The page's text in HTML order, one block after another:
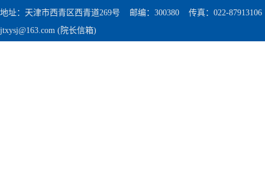
地址：天津市西青区西青道269号 邮编：300380 传真：022-87913106
jtxysj@163.com (院长信箱)